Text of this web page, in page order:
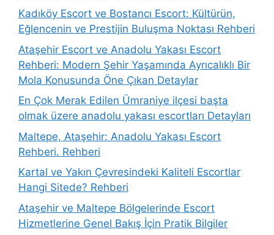
Kadıköy Escort ve Bostancı Escort: Kültürün,
Eğlencenin ve Prestijin Buluşma Noktası Rehberi
Ataşehir Escort ve Anadolu Yakası Escort
Rehberi: Modern Şehir Yaşamında Ayrıcalıklı Bir
Mola Konusunda Öne Çıkan Detaylar
En Çok Merak Edilen Ümraniye ilçesi başta
olmak üzere anadolu yakası escortları Detayları
Maltepe, Ataşehir: Anadolu Yakası Escort
Rehberi. Rehberi
Kartal ve Yakın Çevresindeki Kaliteli Escortlar
Hangi Sitede? Rehberi
Ataşehir ve Maltepe Bölgelerinde Escort
Hizmetlerine Genel Bakış İçin Pratik Bilgiler